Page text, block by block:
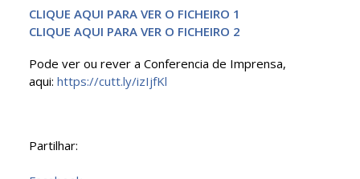
CLIQUE AQUI PARA VER O FICHEIRO 1
CLIQUE AQUI PARA VER O FICHEIRO 2
Pode ver ou rever a Conferencia de Imprensa,
aqui: https://cutt.ly/izIjfKl
Partilhar: